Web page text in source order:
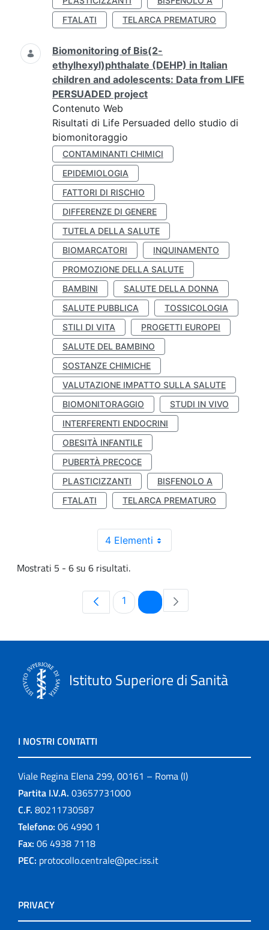
FTALATI
TELARCA PREMATURO
Biomonitoring of Bis(2-
ethylhexyl)phthalate (DEHP) in Italian
children and adolescents: Data from LIFE
PERSUADED project
Contenuto Web
Risultati di Life Persuaded dello studio di
biomonitoraggio
CONTAMINANTI CHIMICI
EPIDEMIOLOGIA
FATTORI DI RISCHIO
DIFFERENZE DI GENERE
TUTELA DELLA SALUTE
BIOMARCATORI
INQUINAMENTO
PROMOZIONE DELLA SALUTE
BAMBINI
SALUTE DELLA DONNA
SALUTE PUBBLICA
TOSSICOLOGIA
STILI DI VITA
PROGETTI EUROPEI
SALUTE DEL BAMBINO
SOSTANZE CHIMICHE
VALUTAZIONE IMPATTO SULLA SALUTE
BIOMONITORAGGIO
STUDI IN VIVO
INTERFERENTI ENDOCRINI
OBESITÀ INFANTILE
PUBERTÀ PRECOCE
PLASTICIZZANTI
BISFENOLO A
FTALATI
TELARCA PREMATURO
4 Elementi
Mostrati 5 - 6 su 6 risultati.
Pagina
1 Pagina
Istituto Superiore di Sanità
I NOSTRI CONTATTI
Viale Regina Elena 299, 00161 – Roma (I)
Partita I.V.A. 03657731000
C.F. 80211730587
Telefono: 06 4990 1
Fax: 06 4938 7118
PEC: protocollo.centrale@pec.iss.it
PRIVACY